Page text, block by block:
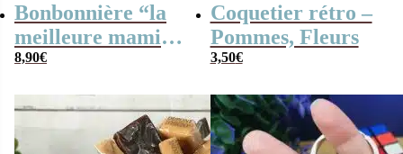
Bonbonnière “la
meilleure mamie
du monde” et ses
8,90€
Coquetier rétro –
Pommes, Fleurs
3,50€